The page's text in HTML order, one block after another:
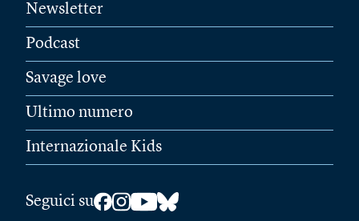
Newsletter
Podcast
Savage love
Ultimo numero
Internazionale Kids
Seguici su